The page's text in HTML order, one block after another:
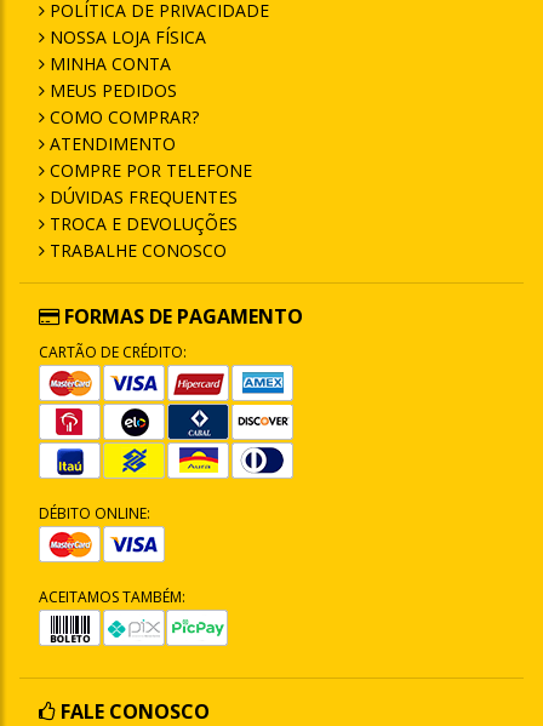
POLÍTICA DE PRIVACIDADE
NOSSA LOJA FÍSICA
MINHA CONTA
MEUS PEDIDOS
COMO COMPRAR?
ATENDIMENTO
COMPRE POR TELEFONE
DÚVIDAS FREQUENTES
TROCA E DEVOLUÇÕES
TRABALHE CONOSCO
FORMAS DE PAGAMENTO
CARTÃO DE CRÉDITO:
DÉBITO ONLINE:
ACEITAMOS TAMBÉM:
FALE CONOSCO